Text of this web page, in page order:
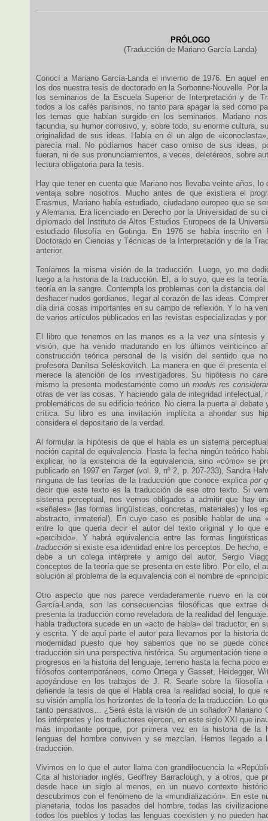
PRÓLOGO
(Traducción de Mariano García Landa)
Conocí a Mariano García-Landa el invierno de 1976. En aquel
los dos nuestra tesis de doctorado en la Sorbonne-Nouvelle. Por
los seminarios de la Escuela Superior de Interpretación y de
todos a los cafés parisinos, no tanto para apagar la sed como
los temas que habían surgido en los seminarios. Mariano
facundia, su humor corrosivo, y, sobre todo, su enorme cultura,
originalidad de sus ideas. Había en él un algo de
parecía mal. No podíamos hacer caso omiso de sus ideas,
fueran, ni de sus pronunciamientos, a veces, deletéreos, sobre
lectura obligatoria para la tesis.
Hay que tener en cuenta que Mariano nos llevaba veinte años, lo
ventaja sobre nosotros. Mucho antes de que existiera el
Erasmus, Mariano había estudiado, ciudadano europeo que se
y Alemania. Era licenciado en Derecho por la Universidad de su
diplomado del Instituto de Altos Estudios Europeos de la
estudiado filosofía en Gotinga. En 1976 se había inscrito
Doctorado en Ciencias y Técnicas de la Interpretación y de la
anterior.
Teníamos la misma visión de la traducción. Luego, yo me
luego a la historia de la traducción. El, a lo suyo, que es la
teoría en la sangre. Contempla los problemas con la distancia
deshacer nudos gordianos, llegar al corazón de las ideas.
día diría cosas importantes en su campo de reflexión. Y lo ha
de varios artículos publicados en las revistas especializadas y
El libro que tenemos en las manos es a la vez una síntesis y
visión, que ha venido madurando en los últimos veinticinco
construcción teórica personal de la visión del sentido que
profesora Danítsa Seléskovitch. La manera en que él presenta
merece la atención de los investigadores. Su hipótesis no
mismo la presenta modestamente como unmodus res
otras de ver las cosas. Y haciendo gala de integridad intelectual,
problemáticos de su edificio teórico. No cierra la puerta al debate
crítica. Su libro es una invitación implícita a ahondar sus
considera el depositario de la verdad.
Al formular la hipótesis de que el habla es un sistema
noción capital de equivalencia. Hasta la fecha ningún teórico
explicar, no la existencia de la equivalencia, sino «cómo» se
publicado en 1997 en Target (vol. 9, nº 2, p. 207-233), Sandra
ninguna de las teorías de la traducción que conoce explica por
decir que este texto es la traducción de ese otro texto. Si
sistema perceptual, nos vemos obligados a admitir que hay
«señales» (las formas lingüísticas, concretas, materiales) y los
abstracto, inmaterial). En cuyo caso es posible hablar de una
entre lo que quería decir el autor del texto original y lo que
«percibido». Y habrá equivalencia entre las formas
traducción si existe esa identidad entre los perceptos. De hecho,
debe a un colega intérprete y amigo del autor, Sergio
conceptos de la teoría que se presenta en este libro. Por ello, el
solución al problema de la equivalencia con el nombre de
Otro aspecto que nos parece verdaderamente nuevo en la
García-Landa, son las consecuencias filosóficas que extrae
presenta la traducción como reveladora de la realidad del
habla traductora sucede en un «acto de habla» del traductor, en
y escrita. Y de aquí parte el autor para llevarnos por la historia
modernidad puesto que hoy sabemos que no se puede
traducción sin una perspectiva histórica. Su argumentación tiene
progresos en la historia del lenguaje, terreno hasta la fecha poco
filósofos contemporáneos, como Ortega y Gasset, Heidegger,
apoyándose en los trabajos de J. R. Searle sobre la filosofía
defiende la tesis de que el Habla crea la realidad social, lo que
su visión amplía los horizontes de la teoría de la traducción. Lo
tanto pensativos… ¿Será ésta la visión de un soñador? Mariano
los intérpretes y los traductores ejercen, en este siglo XXI que
más importante porque, por primera vez en la historia de la
lenguas del hombre conviven y se mezclan. Hemos llegado
traducción.
Vivimos en lo que el autor llama con grandilocuencia la
Cita al historiador inglés, Geoffrey Barraclough, y a otros, que
desde hace un siglo al menos, en un nuevo contexto
descubrimos con el fenómeno de la «mundialización». En este
planetaria, todos los pasados del hombre, todas las
todos los pueblos y todas las lenguas coexisten y no pueden